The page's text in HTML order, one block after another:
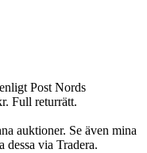
Post Nords
Full returrätt.
auktioner. Se även mina
dessa via Tradera.